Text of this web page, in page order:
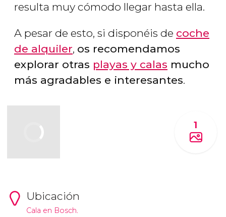
resulta muy cómodo llegar hasta ella.
A pesar de esto, si disponéis de coche
de alquiler, os recomendamos
explorar otras playas y calas mucho
más agradables e interesantes.
1
Ubicación
Cala en Bosch.